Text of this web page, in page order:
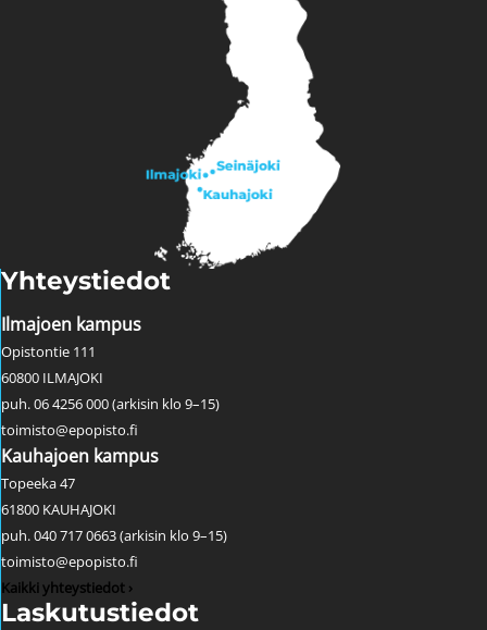
Yhteystiedot
Ilmajoen kampus
Opistontie 111
60800 ILMAJOKI
puh. 06 4256 000 (arkisin klo 9–15)
toimisto@epopisto.fi
Kauhajoen kampus
Topeeka 47
61800 KAUHAJOKI
puh. 040 717 0663 (arkisin klo 9–15)
toimisto@epopisto.fi
Kaikki yhteystiedot ›
Laskutustiedot